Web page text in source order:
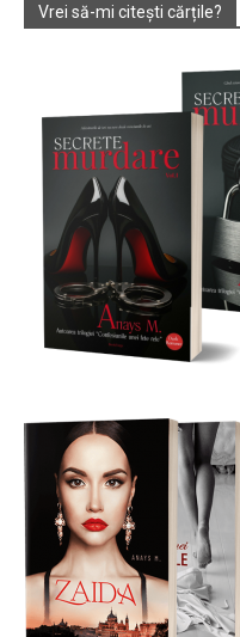
Vrei să-mi citești cărțile?